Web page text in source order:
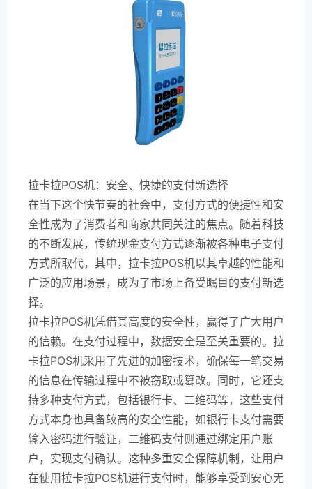
拉卡拉POS机：安全、快捷的支付新选择
在当下这个快节奏的社会中，支付方式的便捷性和安
全性成为了消费者和商家共同关注的焦点。随着科技
的不断发展，传统现金支付方式逐渐被各种电子支付
方式所取代，其中，拉卡拉POS机以其卓越的性能和
广泛的应用场景，成为了市场上备受瞩目的支付新选
择。
拉卡拉POS机凭借其高度的安全性，赢得了广大用户
的信赖。在支付过程中，数据安全是至关重要的。拉
卡拉POS机采用了先进的加密技术，确保每一笔交易
的信息在传输过程中不被窃取或篡改。同时，它还支
持多种支付方式，包括银行卡、二维码等，这些支付
方式本身也具备较高的安全性能，如银行卡支付需要
输入密码进行验证，二维码支付则通过绑定用户账
户，实现支付确认。这种多重安全保障机制，让用户
在使用拉卡拉POS机进行支付时，能够享受到安心无